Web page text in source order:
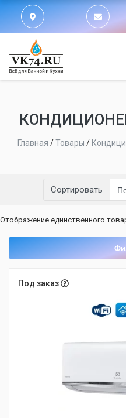
Главная /Товары /
Сортировать
Отображение единственного
Под заказ